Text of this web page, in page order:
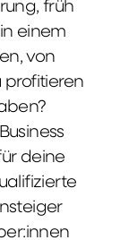
früh
einem
von
deine